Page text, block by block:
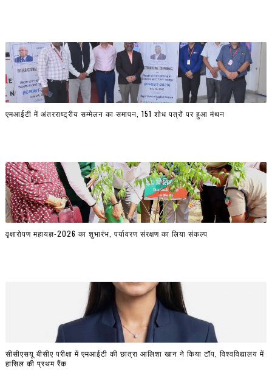
एमआईटी में अंतरराष्ट्रीय सम्मेलन का समापन, 151 शोध पत्रों पर हुआ मंथन
वृक्षारोपण महायज्ञ-2026 का शुभारंभ, पर्यावरण संरक्षण का लिया संकल्प
सीसीएसयू बीसीए परीक्षा में एमआईटी की छात्रा आलिशा खान ने किया टॉप, विश्वविद्यालय में
हासिल की प्रथम रैंक